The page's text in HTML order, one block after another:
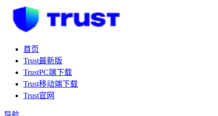
首页
Trust最新版
TrustPC端下载
Trust移动端下载
Trust官网